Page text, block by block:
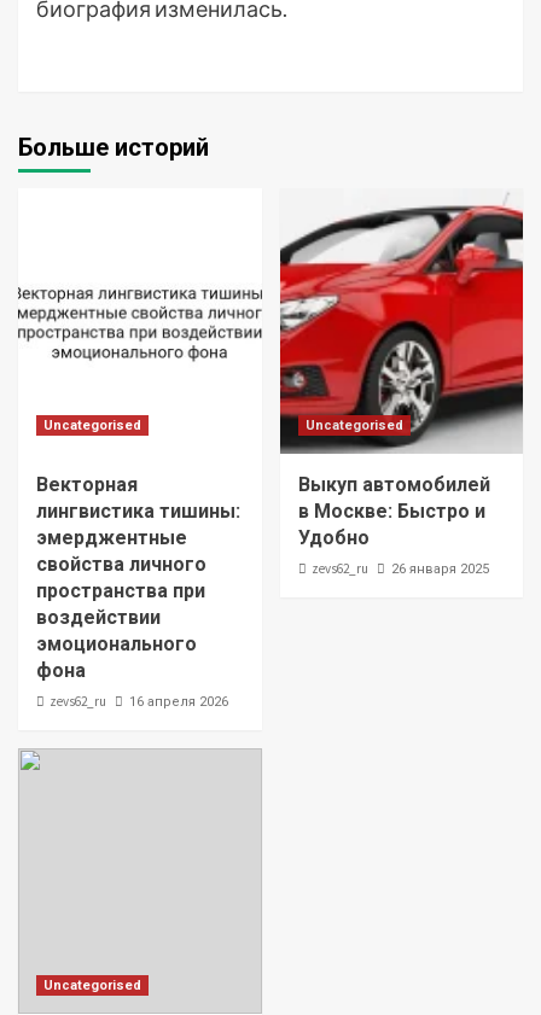
биография изменилась.
Больше историй
Uncategorised
Векторная
лингвистика тишины:
эмерджентные
свойства личного
пространства при
воздействии
эмоционального
фона
zevs62_ru 16 апреля 2026
Uncategorised
Выкуп автомобилей
в Москве: Быстро и
Удобно
zevs62_ru 26 января 2025
Uncategorised